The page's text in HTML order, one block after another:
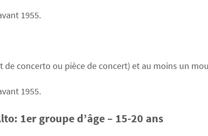
1955.
concerto ou pièce de concert) et au moins un
1955.
1er groupe d’âge – 15-20 ans